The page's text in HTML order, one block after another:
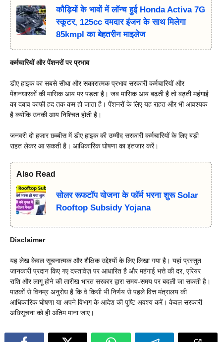
कौड़ियों के भावों में लॉन्च हुई Honda Activa 7G
स्कूटर, 125cc दमदार इंजन के साथ मिलेगा
85kmpl का बेहतरीन माइलेज
कर्मचारियों और पेंशनरों पर प्रभाव
डीए हाइक का सबसे सीधा और सकारात्मक प्रभाव सरकारी कर्मचारियों और
पेंशनधारकों की मासिक आय पर पड़ता है। जब मासिक आय बढ़ती है तो बढ़ती महंगाई
का दबाव काफी हद तक कम हो जाता है। पेंशनरों के लिए यह राहत और भी आवश्यक
है क्योंकि उनकी आय निश्चित होती है।
जनवरी दो हजार छब्बीस में डीए हाइक की उम्मीद सरकारी कर्मचारियों के लिए बड़ी
राहत लेकर आ सकती है। आधिकारिक घोषणा का इंतजार करें।
Also Read
सोलर रूफटॉप योजना के फॉर्म भरना शुरू Solar
Rooftop Subsidy Yojana
Disclaimer
यह लेख केवल सूचनात्मक और शैक्षिक उद्देश्यों के लिए लिखा गया है। यहां प्रस्तुत
जानकारी प्रदान किए गए दस्तावेज़ पर आधारित है और महंगाई भत्ते की दर, एरियर
राशि और लागू होने की तारीख भारत सरकार द्वारा समय-समय पर बदली जा सकती है।
पाठकों से विनम्र अनुरोध है कि वे किसी भी निर्णय से पहले वित्त मंत्रालय की
आधिकारिक घोषणा या अपने विभाग के आदेश की पुष्टि अवश्य करें। केवल सरकारी
अधिसूचना को ही अंतिम माना जाए।